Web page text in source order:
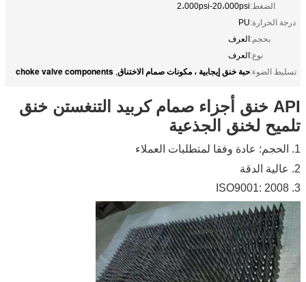
الضغط:2،000psi-20،000psi
درجة الحرارة:PU
بحجم:العرف
نوع:العرف
تسليط الضوء:حبة خنق إيجابية ، مكونات صمام الاختناق,
choke valve components
API خنق أجزاء صمام كربيد التنغستن خنق
تلميح لخنق الجذعية
1. الحجم: عادة وفقا لمتطلبات العملاء
2. عالية الدقة
3. ISO9001: 2008